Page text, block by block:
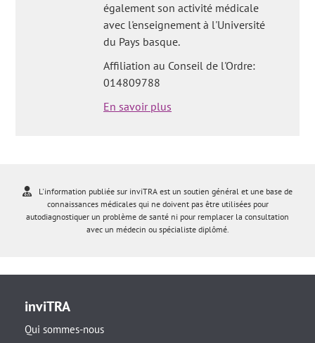
également son activité médicale
avec l'enseignement à l'Université
du Pays basque.
Affiliation au Conseil de l'Ordre:
014809788
En savoir plus
L'information publiée sur inviTRA est un soutien général et une base de
connaissances médicales qui ne doivent pas être utilisées pour
autodiagnostiquer un problème de santé ni pour remplacer la consultation
avec un médecin ou spécialiste diplômé.
inviTRA
Qui sommes-nous